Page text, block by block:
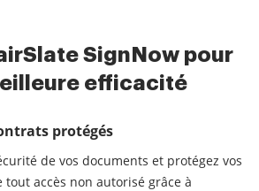
SignNow pour
efficacité
protégés
de vos documents et protégez vos
accès non autorisé grâce à